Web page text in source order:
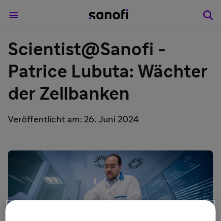
Scientist@Sanofi -
Patrice Lubuta: Wächter
der Zellbanken
Veröffentlicht am: 26. Juni 2024